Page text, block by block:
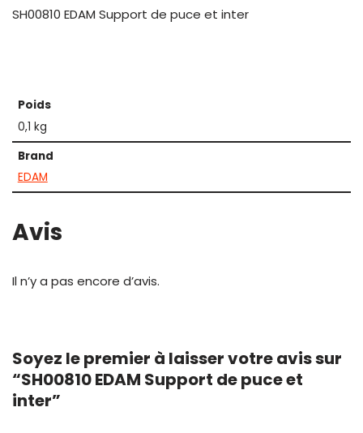
SH00810 EDAM Support de puce et inter
Poids
0,1 kg
Brand
EDAM
Avis
Il n’y a pas encore d’avis.
Soyez le premier à laisser votre avis sur
“SH00810 EDAM Support de puce et
inter”